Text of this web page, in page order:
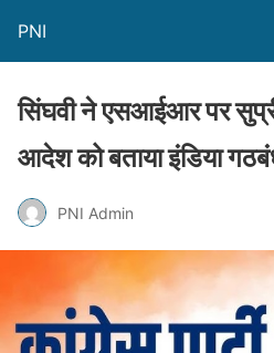
PNI
सिंघवी ने एसआईआर पर
आदेश को बताया इंडिया
PNI Admin